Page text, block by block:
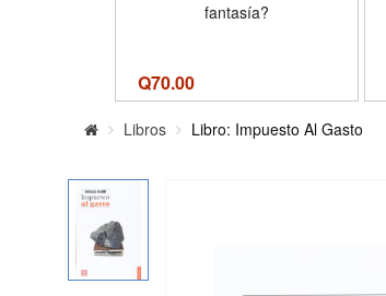
fantasía?
Q70.00
Libros Libro: Impuesto Al Gasto